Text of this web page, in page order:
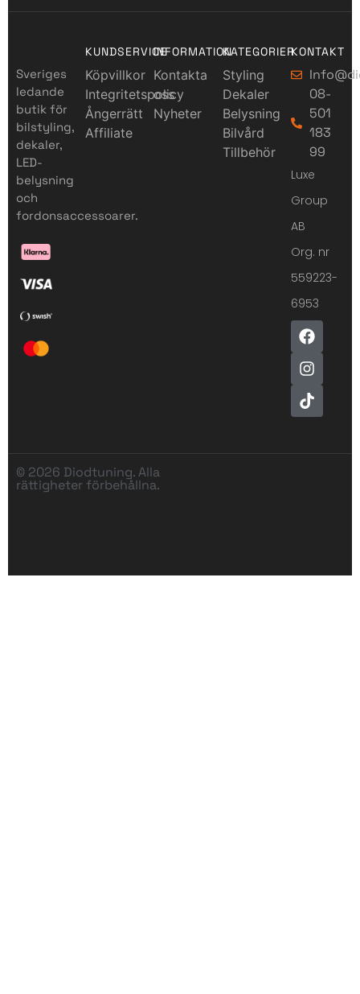
Sveriges
ledande
butik för
bilstyling,
dekaler,
LED-
belysning
och
fordonsaccessoarer.
KUNDSERVICE
Köpvillkor
Integritetspolicy
Ångerrätt
Affiliate
INFORMATION
Kontakta
oss
Nyheter
KATEGORIER
Styling
Dekaler
Belysning
Bilvård
Tillbehör
KONTAKT
08-
501
183
99
Luxe
Group
AB
Org. nr
559223-
6953
© 2026 Diodtuning. Alla
rättigheter förbehållna.